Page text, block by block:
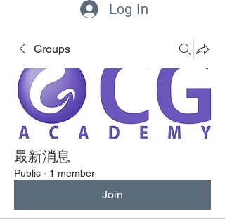
Log In
Groups
最新消息
Public · 1 member
Join